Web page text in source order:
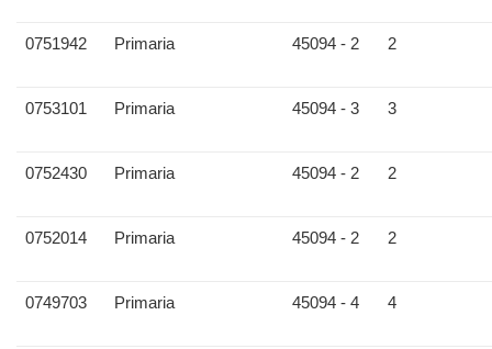
0751942 Primaria 45094 - 2 2
0753101 Primaria 45094 - 3 3
0752430 Primaria 45094 - 2 2
0752014 Primaria 45094 - 2 2
0749703 Primaria 45094 - 4 4